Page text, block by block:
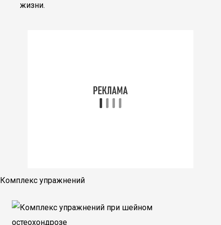
жизни.
Комплекс упражнений